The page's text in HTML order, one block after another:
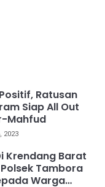
Ratusan
Siap All Out
Mahfud
2023
Krendang Barat
Tambora
Warga